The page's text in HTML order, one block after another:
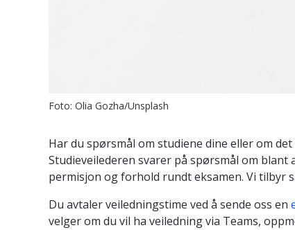
Foto: Olia Gozha/Unsplash
Har du spørsmål om studiene dine eller om
Studieveilederen svarer på spørsmål om
permisjon og forhold rundt eksamen. Vi tilbyr
Du avtaler veiledningstime ved å sende oss en
velger om du vil ha veiledning via Teams,